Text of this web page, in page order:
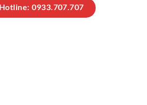
Hotline: 0933.707.707